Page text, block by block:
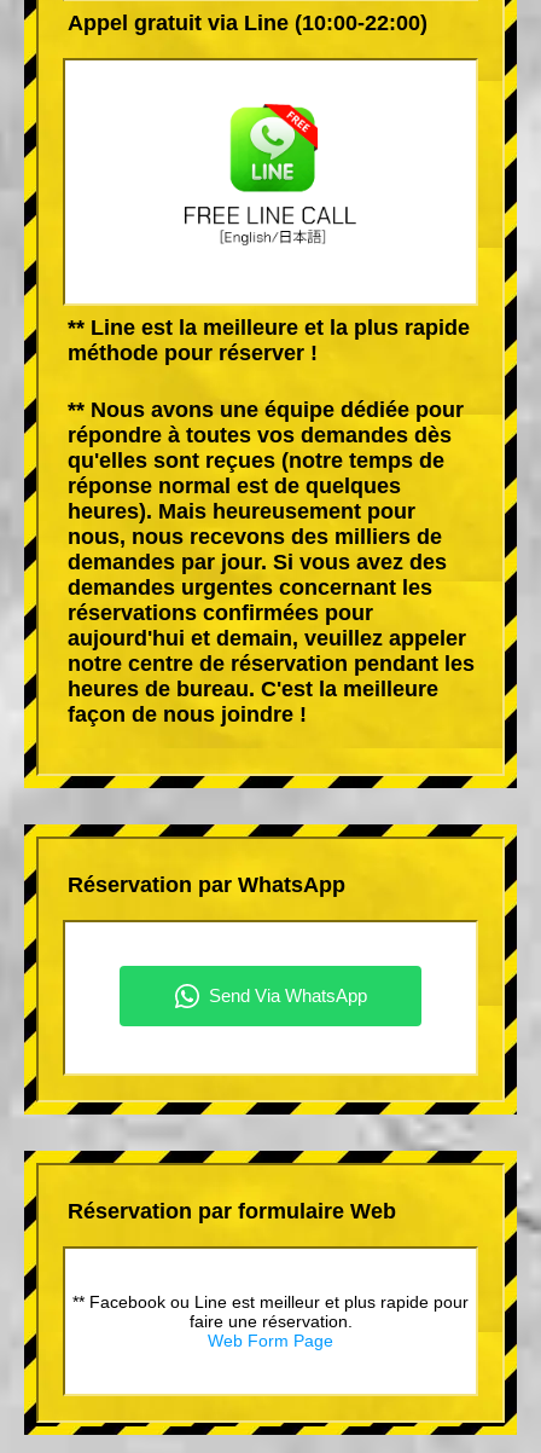
Appel gratuit via Line (10:00-22:00)
** Line est la meilleure et la plus rapide
méthode pour réserver !
** Nous avons une équipe dédiée pour
répondre à toutes vos demandes dès
qu'elles sont reçues (notre temps de
réponse normal est de quelques
heures). Mais heureusement pour
nous, nous recevons des milliers de
demandes par jour. Si vous avez des
demandes urgentes concernant les
réservations confirmées pour
aujourd'hui et demain, veuillez appeler
notre centre de réservation pendant les
heures de bureau. C'est la meilleure
façon de nous joindre !
Réservation par WhatsApp
Réservation par formulaire Web
** Facebook ou Line est meilleur et plus rapide pour
faire une réservation.
Web Form Page